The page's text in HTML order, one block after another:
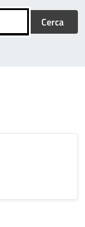
Cerca